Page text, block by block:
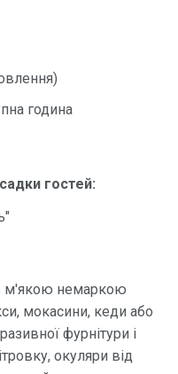
година
гостей:
з м'якою немаркою
мокасини, кеди або
фурнітури і
окуляри від